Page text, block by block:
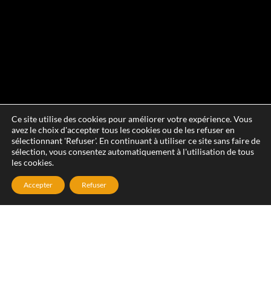
Ce site utilise des cookies pour améliorer votre expérience. Vous
avez le choix d'accepter tous les cookies ou de les refuser en
sélectionnant 'Refuser'. En continuant à utiliser ce site sans faire de
sélection, vous consentez automatiquement à l'utilisation de tous
les cookies.
Accepter Refuser